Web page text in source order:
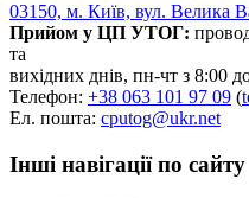
03150, м. Київ, вул. Велика
Прийом у ЦП УТОГ:
та
вихідних днів, пн-чт з 8:00
Телефон: +38 063 101 97 09 (
Ел. пошта: cputog@ukr.net
Інші навігації по сайту